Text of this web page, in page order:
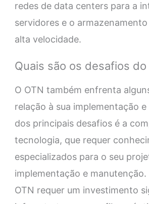
redes de data centers para a
servidores e o
alta velocidade.
Quais são os desafios do
O OTN também enfrenta
relação à sua implementação
dos principais desafios é a
tecnologia, que requer
especializados para o seu
implementação e manutenção.
OTN requer um investimento